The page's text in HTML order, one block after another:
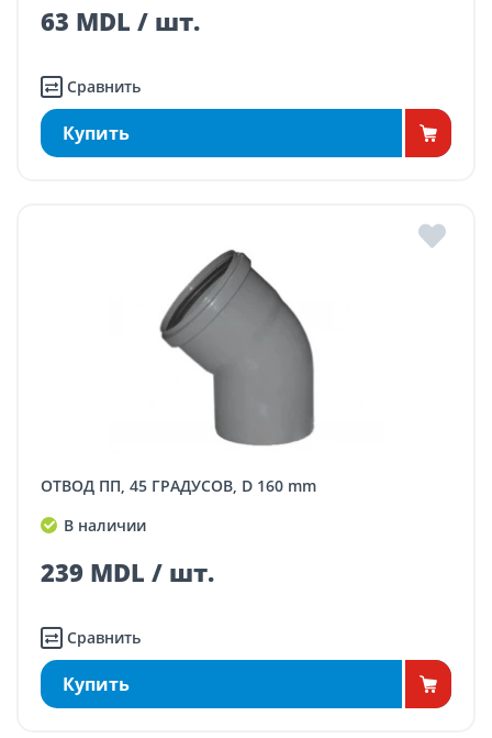
63 MDL / шт.
Сравнить
Купить
ОТВОД ПП, 45 ГРАДУСОВ, D 160 mm
В наличии
239 MDL / шт.
Сравнить
Купить